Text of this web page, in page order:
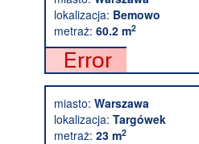
lokalizacja: Bemowo
metraż: 60.2 m2
miasto: Warszawa
lokalizacja: Targówek
metraż: 23 m2